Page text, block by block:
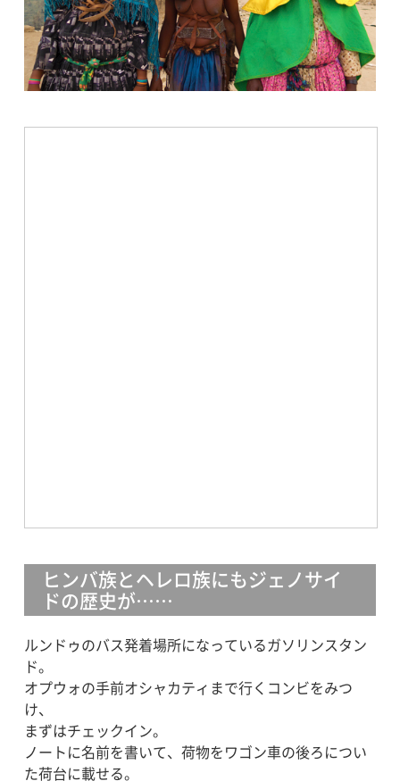
ヒンバ族とヘレロ族にもジェノサイ
ドの歴史が……
ルンドゥのバス発着場所になっているガソリンスタン
ド。
オプウォの手前オシャカティまで行くコンビをみつ
け、
まずはチェックイン。
ノートに名前を書いて、荷物をワゴン車の後ろについ
た荷台に載せる。